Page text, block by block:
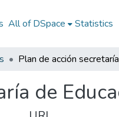
All of DSpace Statistics
de